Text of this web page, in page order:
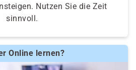
Nutzen Sie die Zeit
sinnvoll.
Online lernen?